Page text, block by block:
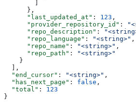
      },
      "last_updated_at"
: 123 ,
      "provider_repository_id"
:
      "repo_description"
:
      "repo_language"
: "<string>" ,
      "repo_name"
: "<string>" ,
      "repo_path"
:
"<string>"
    }
  ],
  "end_cursor"
: "<string>" ,
  "has_next_page"
: false ,
  "total"
: 123
}